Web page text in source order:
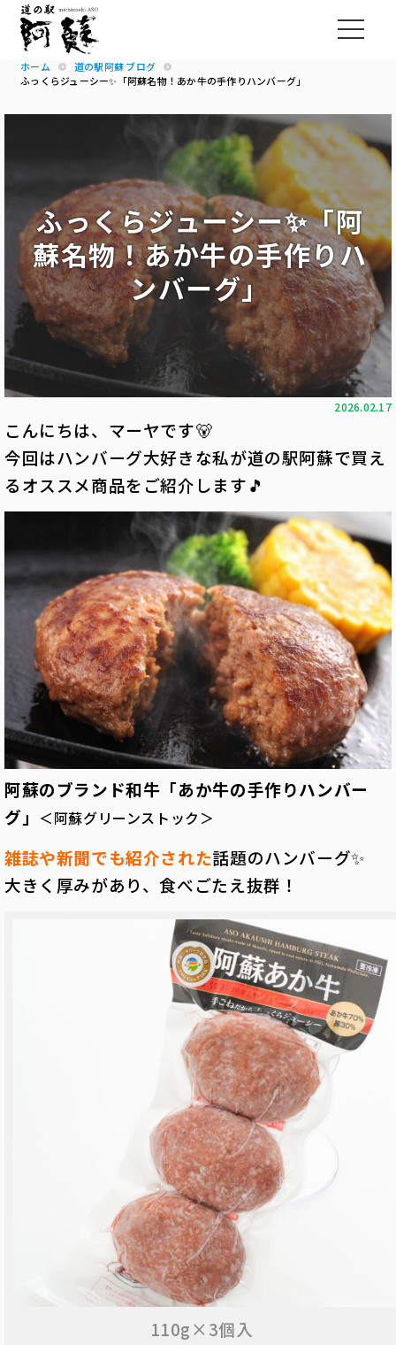
ホーム
道の駅阿蘇 ブログ
ふっくらジューシー✨「阿蘇名物！あか牛の手作りハンバーグ」
ふっくらジューシー✨「阿
蘇名物！あか牛の手作りハ
ンバーグ」
2026.02.17
こんにちは、マーヤです🐻
今回はハンバーグ大好きな私が道の駅阿蘇で買え
るオススメ商品をご紹介します🎵
阿蘇のブランド和牛「あか牛の手作りハンバー
グ」 ＜阿蘇グリーンストック＞
雑誌や新聞でも紹介された話題のハンバーグ✨
大きく厚みがあり、食べごたえ抜群！
110g×3個入